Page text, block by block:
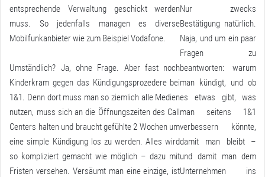
entsprechende Verwaltung geschickt werden
muss. So jedenfalls managen es diverse
Mobilfunkanbieter wie zum Beispiel Vodafone.
Umständlich? Ja, ohne Frage. Aber fast noch
Kinderkram gegen das Kündigungsprozedere bei
1&1. Denn dort muss man so ziemlich alle Medien
nutzen, muss sich an die Öffnungszeiten des Call
Centers halten und braucht gefühlte 2 Wochen um
eine simple Kündigung los zu werden. Alles wird
so kompliziert gemacht wie möglich – dazu mit
Fristen versehen. Versäumt man eine einzige, ist
Nur zwecks
Bestätigung natürlich.
Naja, und um ein paar
Fragen zu
beantworten: warum
man kündigt, und ob
es etwas gibt, was
man seitens 1&1
verbessern könnte,
damit man bleibt –
und damit man dem
Unternehmen ins